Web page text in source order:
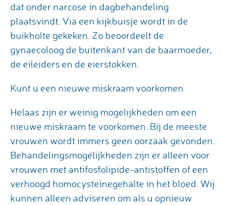
dat onder narcose in dagbehandeling
plaatsvindt. Via een kijkbuisje wordt in de
buikholte gekeken. Zo beoordeelt de
gynaecoloog de buitenkant van de baarmoeder,
de eileiders en de eierstokken.
Kunt u een nieuwe miskraam voorkomen
Helaas zijn er weinig mogelijkheden om een
nieuwe miskraam te voorkomen. Bij de meeste
vrouwen wordt immers geen oorzaak gevonden.
Behandelingsmogelijkheden zijn er alleen voor
vrouwen met antifosfolipide-antistoffen of een
verhoogd homocysteïnegehalte in het bloed. Wij
kunnen alleen adviseren om als u opnieuw